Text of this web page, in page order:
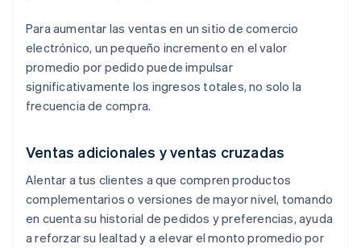
Para aumentar las ventas en un sitio de comercio
electrónico, un pequeño incremento en el valor
promedio por pedido puede impulsar
significativamente los ingresos totales, no solo la
frecuencia de compra.
Ventas adicionales y ventas cruzadas
Alentar a tus clientes a que compren productos
complementarios o versiones de mayor nivel, tomando
en cuenta su historial de pedidos y preferencias, ayuda
a reforzar su lealtad y a elevar el monto promedio por